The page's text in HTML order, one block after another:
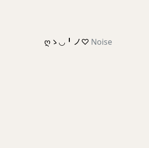
ღゝ◡╹ノ♡ Noise